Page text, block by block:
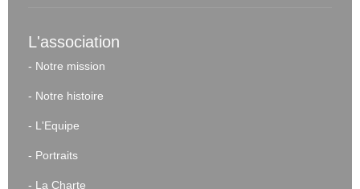
L'association
- Notre mission
- Notre histoire
- L'Equipe
- Portraits
- La Charte